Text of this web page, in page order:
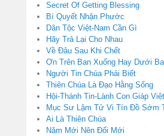
Secret Of Getting Blessing
Bí Quyết Nhận Phước
Dân Tộc Việt-Nam Cần Gì
Hãy Trả Lại Cho Nhau
Về Đâu Sau Khi Chết
Ơn Trên Ban Xuống Hay Dưới
Người Tin Chúa Phải Biết
Thiên Chúa Là Đạo Hằng Sống
Hội-Thánh Tin-Lành Con Giáp
Mục Sư Lậm Tử Vi Tín Đồ Sớm
Ai Là Thiên Chúa
Năm Mới Nên Đổi Mới